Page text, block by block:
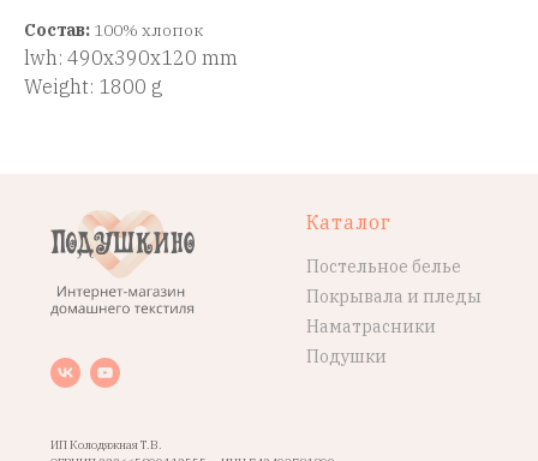
Состав: 100% хлопок
lwh: 490x390x120 mm
Weight: 1800 g
ИП Колодяжная Т.В.
Каталог
Постельное белье
Покрывала и пледы
Наматрасники
Подушки